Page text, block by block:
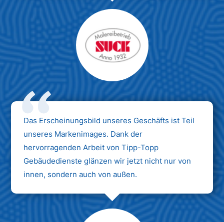
Das Erscheinungsbild unseres Geschäfts ist Teil
unseres Markenimages. Dank der
hervorragenden Arbeit von Tipp-Topp
Gebäudedienste glänzen wir jetzt nicht nur von
innen, sondern auch von außen.